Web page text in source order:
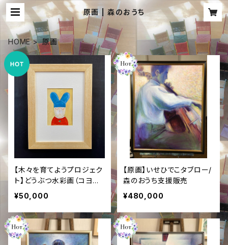
原画 | 森のおうち
HOME 原画
【木々を育てようプロジェク
ト】どうぶつ水彩画（コヨセ・
ジュンジ）
¥50,000
【原画】いせひでこタブロー/
森のおうち支援販売
¥480,000